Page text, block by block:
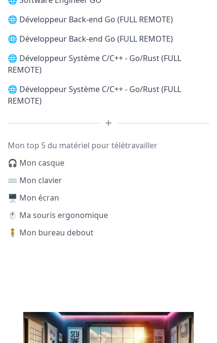
🌐 Développeur Back-end Go (FULL REMOTE)
🌐 Développeur Back-end Go (FULL REMOTE)
🌐 Développeur Système C/C++ - Go/Rust (FULL
REMOTE)
🌐 Développeur Système C/C++ - Go/Rust (FULL
REMOTE)
Mon top 5 du matériel pour télétravailler
🎧 Mon casque
⌨️ Mon clavier
🖥️ Mon écran
🖱️ Ma souris ergonomique
🧍 Mon bureau debout